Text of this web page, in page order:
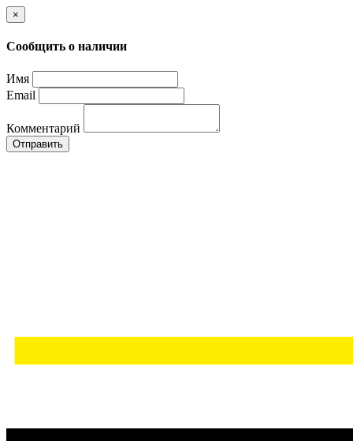
×
Сообщить о наличии
Имя
Email
Комментарий
Отправить